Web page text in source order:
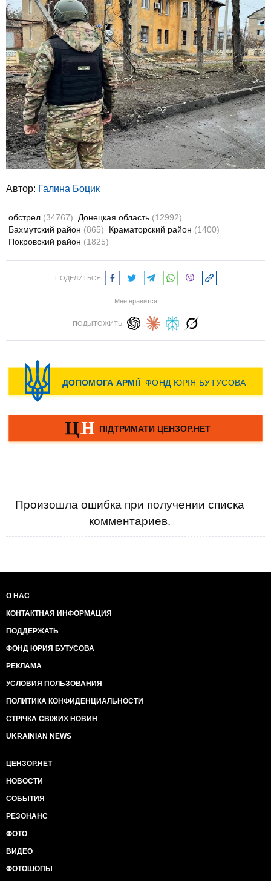
Автор: Галина Боцик
обстрел (34767) Донецкая область (12992)
Бахмутский район (865) Краматорский район (1400)
Покровский район (1825)
ПОДЕЛИТЬСЯ:
Мне нравится
ПОДЫТОЖИТЬ:
Произошла ошибка при получении списка
комментариев.
О НАС
КОНТАКТНАЯ ИНФОРМАЦИЯ
ПОДДЕРЖАТЬ
ФОНД ЮРИЯ БУТУСОВА
РЕКЛАМА
УСЛОВИЯ ПОЛЬЗОВАНИЯ
ПОЛИТИКА КОНФИДЕНЦИАЛЬНОСТИ
СТРІЧКА СВІЖИХ НОВИН
UKRAINIAN NEWS
ЦЕНЗОР.НЕТ
НОВОСТИ
СОБЫТИЯ
РЕЗОНАНС
ФОТО
ВИДЕО
ФОТОШОПЫ